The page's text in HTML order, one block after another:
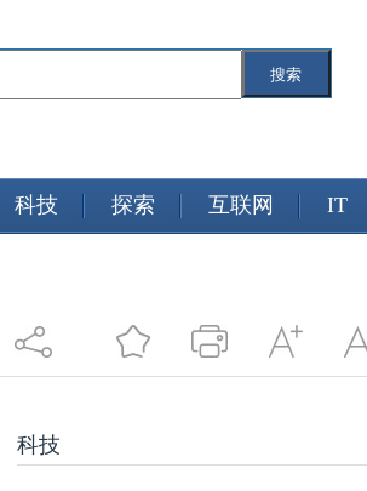
搜索
科技 探索 互联网 IT
科技